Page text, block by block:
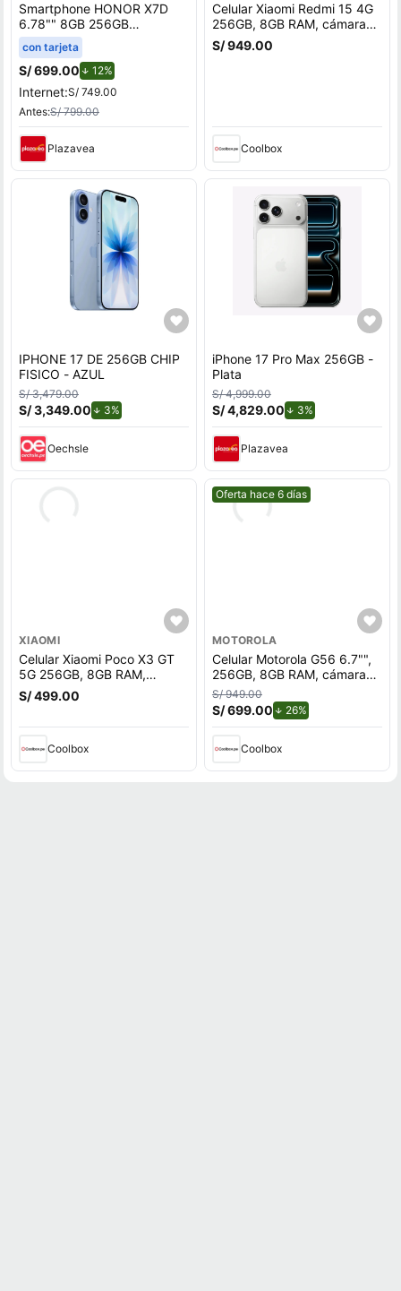
Smartphone HONOR X7D
6.78"" 8GB 256GB
108MP+2MP Negro
con tarjeta
S/ 699.00 12%
Internet:S/ 749.00
Antes:S/ 799.00
Plazavea
Celular Xiaomi Redmi 15 4G
256GB, 8GB RAM, cámara
trasera 50 MP y frontal 8MP,
6.9"", negro
S/ 949.00
Coolbox
IPHONE 17 DE 256GB CHIP
FISICO - AZUL
S/ 3,479.00
S/ 3,349.00 3%
Oechsle
iPhone 17 Pro Max 256GB -
Plata
S/ 4,999.00
S/ 4,829.00 3%de descuento.
Plazavea
XIAOMI
Celular Xiaomi Poco X3 GT
5G 256GB, 8GB RAM,
cámara trasera 64MP y
frontal 16MP, 6.6"", negro
S/ 499.00
Coolbox
Mejor precio.
Oferta hace 6 días
MOTOROLA
Celular Motorola G56 6.7"",
256GB, 8GB RAM, cámara
trasera 50MP y frontal
32MP, azul marino
S/ 949.00
S/ 699.00 26%de descuento.
Coolbox